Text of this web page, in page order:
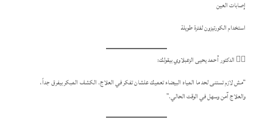
إصابات العين
استخدام الكورتيزون لفترة طويلة
👨‍⚕️ الدكتور أحمد يحيى الزعبلاوي بيقولك:
“مش لازم تستنى لحد ما المياه البيضاء تعميك علشان تفكر في العلاج. الكشف المبكر بيفرق جداً،
والعلاج آمن وسهل في الوقت الحالي.”